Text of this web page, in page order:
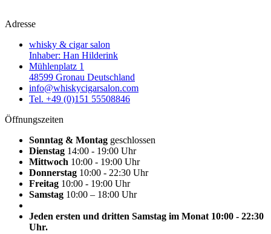
Adresse
whisky & cigar salon
Inhaber: Han Hilderink
Mühlenplatz 1
48599 Gronau Deutschland
info@whiskycigarsalon.com
Tel. +49 (0)151 55508846
Öffnungszeiten
Sonntag & Montag geschlossen
Dienstag 14:00 - 19:00 Uhr
Mittwoch 10:00 - 19:00 Uhr
Donnerstag 10:00 - 22:30 Uhr
Freitag 10:00 - 19:00 Uhr
Samstag 10:00 – 18:00 Uhr
Jeden ersten und dritten Samstag im Monat 10:00 - 22:30
Uhr.